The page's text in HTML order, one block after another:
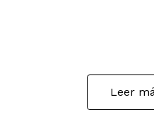
Leer